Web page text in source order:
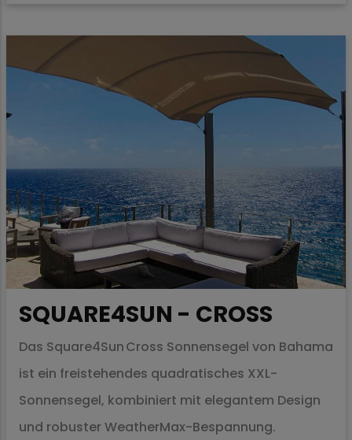
SQUARE4SUN - CROSS
Das Square4Sun Cross Sonnensegel von Bahama
ist ein freistehendes quadratisches XXL-
Sonnensegel, kombiniert mit elegantem Design
und robuster WeatherMax-Bespannung.